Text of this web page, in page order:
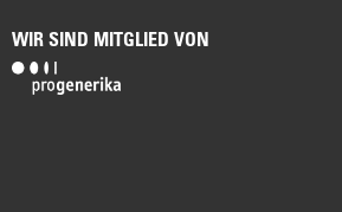
WIR SIND MITGLIED VON